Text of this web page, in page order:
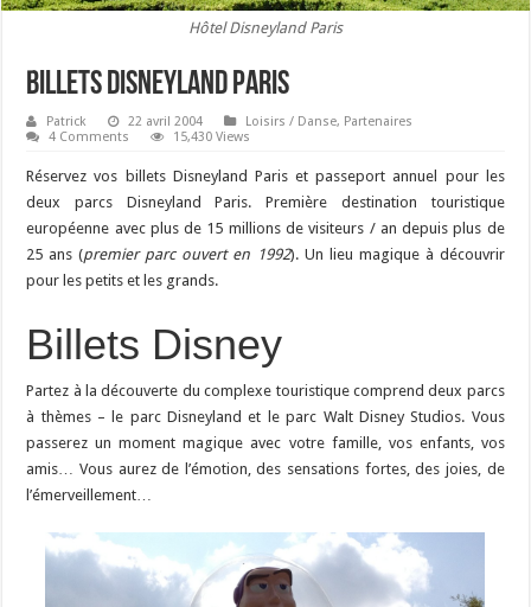
Hôtel Disneyland Paris
Billets Disneyland Paris
Patrick 22 avril 2004 Loisirs / Danse, Partenaires
4 Comments
15,430 Views
Réservez vos billets Disneyland Paris et passeport annuel pour les
deux parcs Disneyland Paris. Première destination touristique
européenne avec plus de 15 millions de visiteurs / an depuis plus de
25 ans (premier parc ouvert en 1992). Un lieu magique à découvrir
pour les petits et les grands.
Billets Disney
Partez à la découverte du complexe touristique comprend deux parcs
à thèmes – le parc Disneyland et le parc Walt Disney Studios. Vous
passerez un moment magique avec votre famille, vos enfants, vos
amis… Vous aurez de l’émotion, des sensations fortes, des joies, de
l’émerveillement…